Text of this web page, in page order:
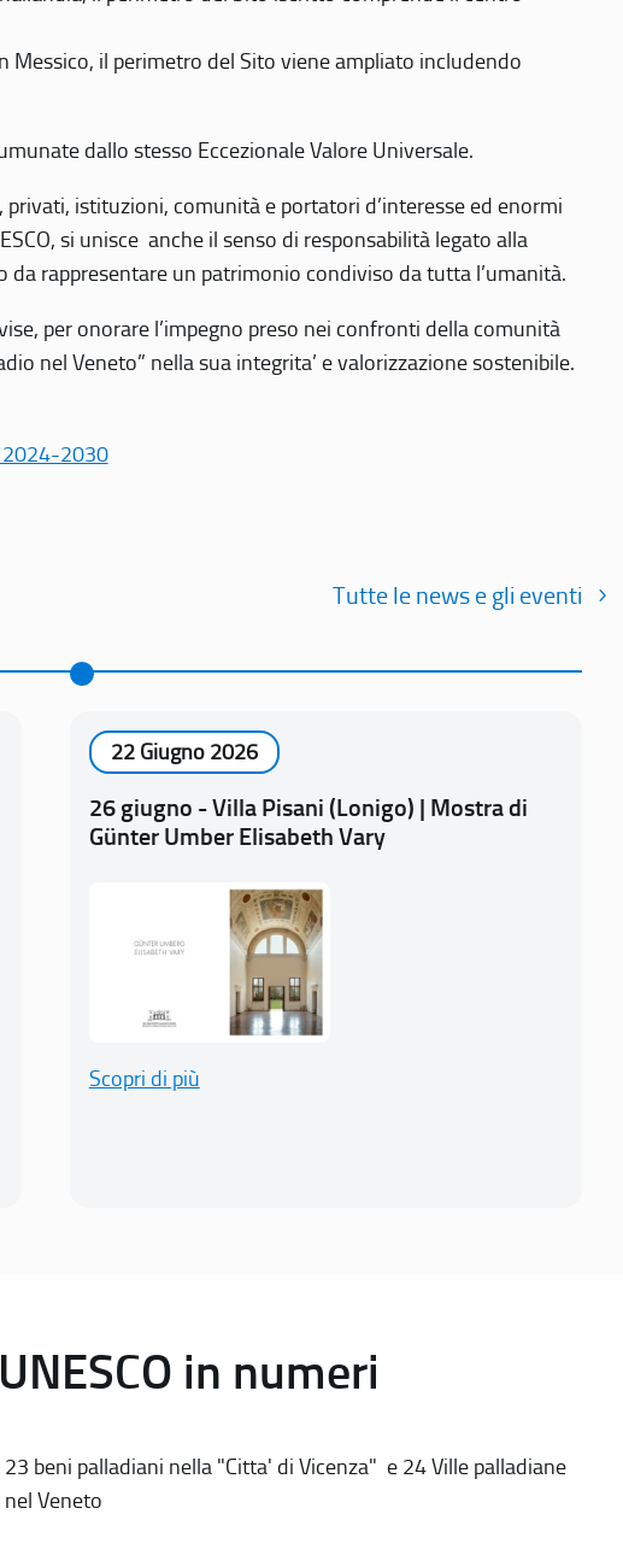
Messico, il perimetro del Sito viene ampliato includendo
dallo stesso Eccezionale Valore Universale.
istituzioni, comunità e portatori d’interesse ed enormi
si unisce anche il senso di responsabilità legato alla
rappresentare un patrimonio condiviso da tutta l’umanità.
per onorare l’impegno preso nei confronti della comunità
nel Veneto” nella sua integrita’ e valorizzazione sostenibile.
2024-2030
Tutte le news e gli eventi
22 Giugno 2026
26 giugno - Villa Pisani (Lonigo) | Mostra di
Günter Umber Elisabeth Vary
Scopri di più
in numeri
23 beni palladiani nella "Citta' di Vicenza" e 24 Ville palladiane
nel Veneto